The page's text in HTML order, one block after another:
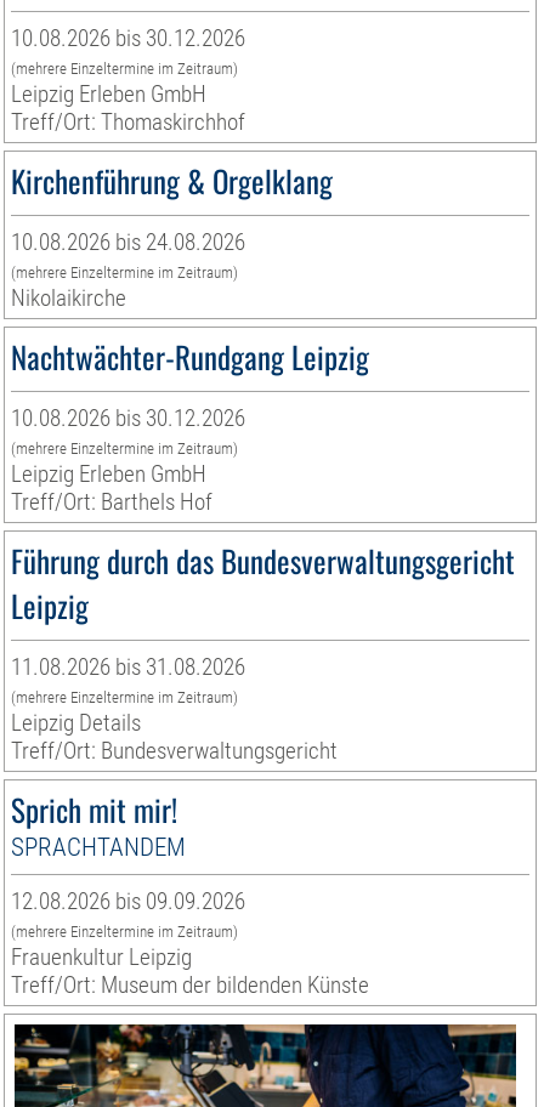
10.08.2026 bis 30.12.2026
(mehrere Einzeltermine im Zeitraum)
Leipzig Erleben GmbH
Treff/Ort: Thomaskirchhof
Kirchenführung & Orgelklang
10.08.2026 bis 24.08.2026
(mehrere Einzeltermine im Zeitraum)
Nikolaikirche
Nachtwächter-Rundgang Leipzig
10.08.2026 bis 30.12.2026
(mehrere Einzeltermine im Zeitraum)
Leipzig Erleben GmbH
Treff/Ort: Barthels Hof
Führung durch das Bundesverwaltungsgericht
Leipzig
11.08.2026 bis 31.08.2026
(mehrere Einzeltermine im Zeitraum)
Leipzig Details
Treff/Ort: Bundesverwaltungsgericht
Sprich mit mir!
SPRACHTANDEM
12.08.2026 bis 09.09.2026
(mehrere Einzeltermine im Zeitraum)
Frauenkultur Leipzig
Treff/Ort: Museum der bildenden Künste